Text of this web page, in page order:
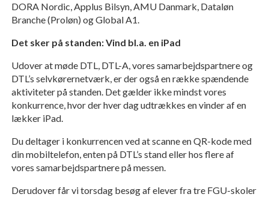
DORA Nordic, Applus Bilsyn, AMU Danmark, Dataløn
Branche (Proløn) og Global A1.
Det sker på standen: Vind bl.a. en iPad
Udover at møde DTL, DTL-A, vores samarbejdspartnere og
DTL’s selvkørernetværk, er der også en række spændende
aktiviteter på standen. Det gælder ikke mindst vores
konkurrence, hvor der hver dag udtrækkes en vinder af en
lækker iPad.
Du deltager i konkurrencen ved at scanne en QR-kode med
din mobiltelefon, enten på DTL’s stand eller hos flere af
vores samarbejdspartnere på messen.
Derudover får vi torsdag besøg af elever fra tre FGU-skoler